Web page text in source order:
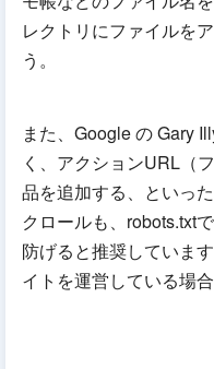
レクトリにファイルを
う。
また、Google の Gary
く、アクションURL（
品を追加する、といっ
クロールも、robots.txt
防げると推奨していま
イトを運営している場